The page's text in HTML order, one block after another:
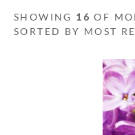
SHOWING 16 OF
SORTED BY MOST